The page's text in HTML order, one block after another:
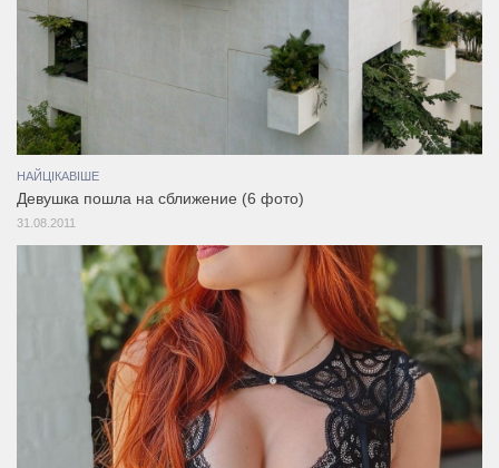
НАЙЦІКАВІШЕ
Девушка пошла на сближение (6 фото)
31.08.2011